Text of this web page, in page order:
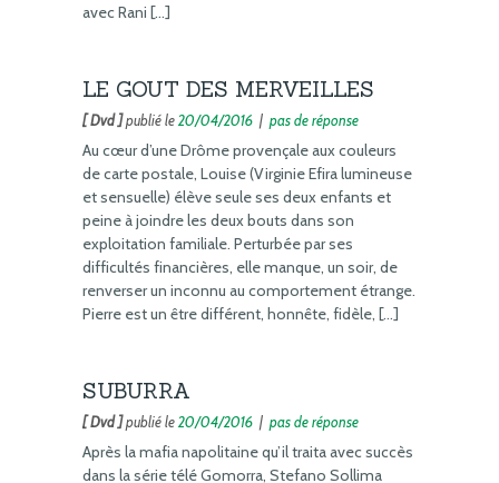
avec Rani […]
LE GOUT DES MERVEILLES
[ Dvd ]publié le20/04/2016 | pas de réponse
Au cœur d’une Drôme provençale aux couleurs
de carte postale, Louise (Virginie Efira lumineuse
et sensuelle) élève seule ses deux enfants et
peine à joindre les deux bouts dans son
exploitation familiale. Perturbée par ses
difficultés financières, elle manque, un soir, de
renverser un inconnu au comportement étrange.
Pierre est un être différent, honnête, fidèle, […]
SUBURRA
[ Dvd ]publié le20/04/2016 | pas de réponse
Après la mafia napolitaine qu’il traita avec succès
dans la série télé Gomorra, Stefano Sollima